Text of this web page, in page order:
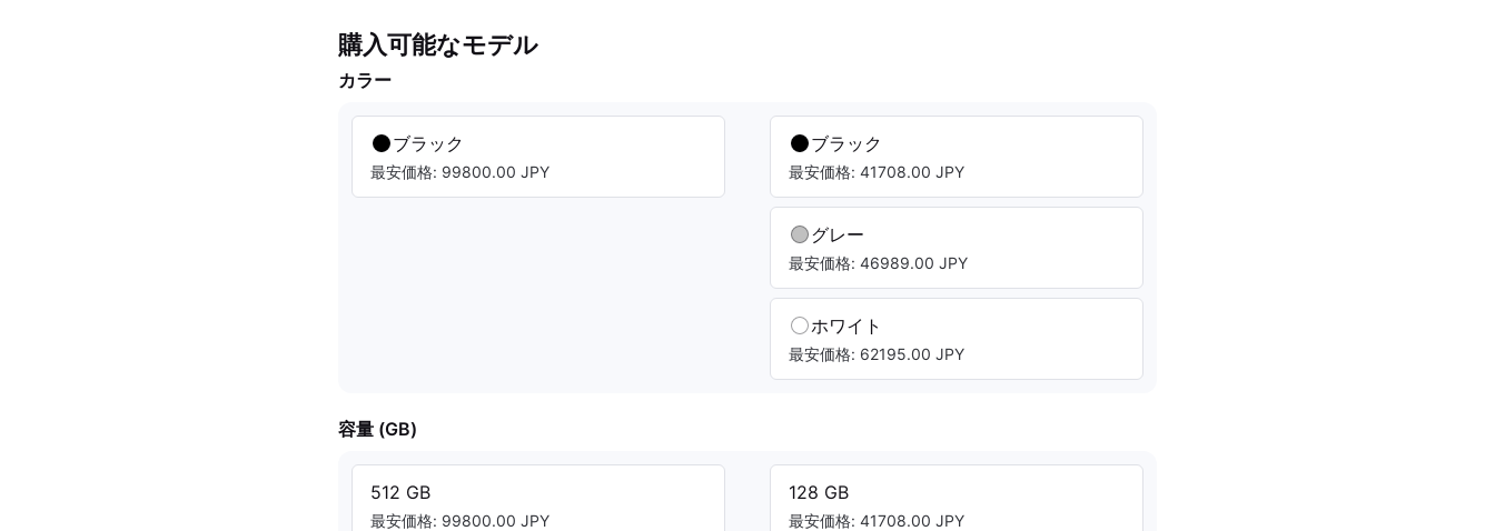
購入可能なモデル
カラー
ブラック
最安価格: 99800.00 JPY
ブラック
最安価格: 41708.00 JPY
グレー
最安価格: 46989.00 JPY
ホワイト
最安価格: 62195.00 JPY
容量 (GB)
512 GB
最安価格: 99800.00 JPY
128 GB
最安価格: 41708.00 JPY